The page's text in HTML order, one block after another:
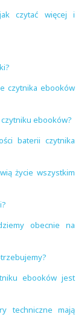
czytać więcej i
czytnika ebooków
ebooków?
baterii czytnika
życie wszystkim
obecnie na
ebooków jest
techniczne mają